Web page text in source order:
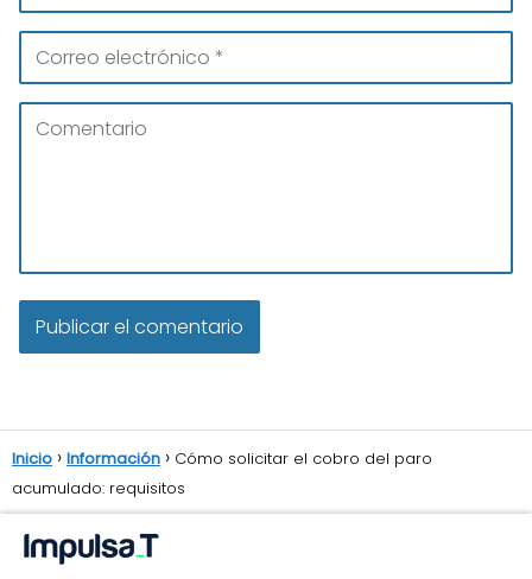
Inicio Información
Cómo solicitar el cobro del paro
acumulado: requisitos